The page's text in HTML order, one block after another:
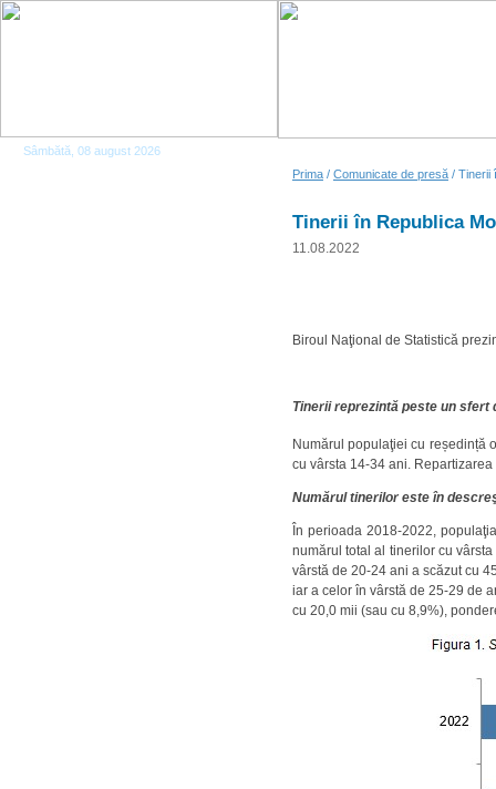
Sâmbătă, 08 august 2026
Prima / Comunicate de presă / Tinerii
Tinerii în Republica
11.08.2022
Biroul Naţional de Statistică
Tinerii reprezintă peste un sfert
Numărul populaţiei cu reședință
cu vârsta 14-34 ani.
Numărul tinerilor este în
În perioada 2018-2022,
numărul total al tinerilor cu
vârstă de 20-24 ani a scăzut cu
iar a celor în vârstă de 25-29 de
cu 20,0 mii (sau cu 8,9%),